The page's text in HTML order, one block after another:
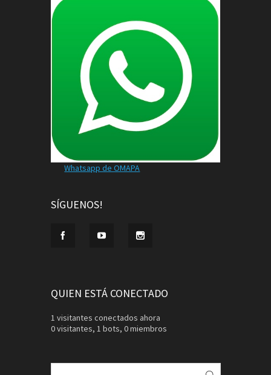
Whatsapp de OMAPA
SÍGUENOS!
QUIEN ESTÁ CONECTADO
1 visitantes conectados ahora
0 visitantes, 1 bots, 0 miembros
Buscar: